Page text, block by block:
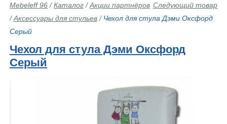
Следующий товар
Mebeleff 96 /Каталог /Акции партнёров
/Аксессуары для стульев / Чехол для стула Дэми Оксфорд
Серый
Чехол для стула Дэми Оксфорд
Серый